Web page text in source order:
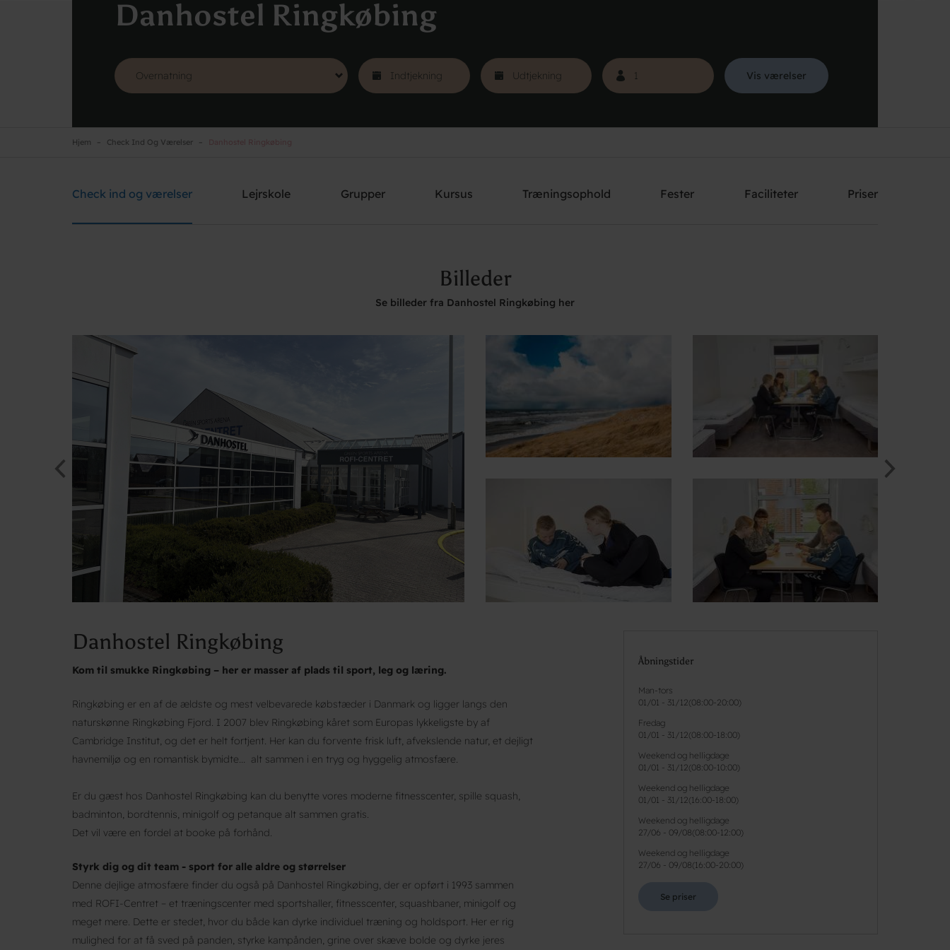
Danhostel Ringkøbing
Vis værelser
Danhostel Ringkøbing
Hjem Check Ind Og Værelser
Check ind og værelser Lejrskole Grupper Kursus Træningsophold Fester Faciliteter Priser
Billeder
Se billeder fra Danhostel Ringkøbing her
Danhostel Ringkøbing
Kom til smukke Ringkøbing – her er masser af plads til sport, leg og læring.
Ringkøbing er en af de ældste og mest velbevarede købstæder i Danmark og ligger langs den
naturskønne Ringkøbing Fjord. I 2007 blev Ringkøbing kåret som Europas lykkeligste by af
Cambridge Institut, og det er helt fortjent. Her kan du forvente frisk luft, afvekslende natur, et dejligt
havnemiljø og en romantisk bymidte... alt sammen i en tryg og hyggelig atmosfære.
Er du gæst hos Danhostel Ringkøbing kan du benytte vores moderne fitnesscenter, spille squash,
badminton, bordtennis, minigolf og petanque alt sammen gratis.
Det vil være en fordel at booke på forhånd.
Styrk dig og dit team - sport for alle aldre og størrelser
Denne dejlige atmosfære finder du også på Danhostel Ringkøbing, der er opført i 1993 sammen
med ROFI-Centret – et træningscenter med sportshaller, fitnesscenter, squashbaner, minigolf og
meget mere. Dette er stedet, hvor du både kan dyrke individuel træning og holdsport. Her er rig
mulighed for at få sved på panden, styrke kampånden, grine over skæve bolde og dyrke jeres
Åbningstider
Man-tors
01/01 - 31/12( 08:00-20:00)
Fredag
01/01 - 31/12( 08:00-18:00)
Weekend og helligdage
01/01 - 31/12( 08:00-10:00)
Weekend og helligdage
01/01 - 31/12( 16:00-18:00)
Weekend og helligdage
27/06 - 09/08( 08:00-12:00)
Weekend og helligdage
27/06 - 09/08( 16:00-20:00)
Se priser